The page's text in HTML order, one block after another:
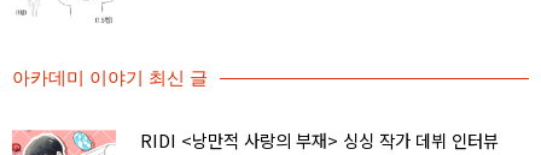
아카데미 이야기 최신 글
RIDI <낭만적 사랑의 부재> 싱싱 작가 데뷔 인터뷰